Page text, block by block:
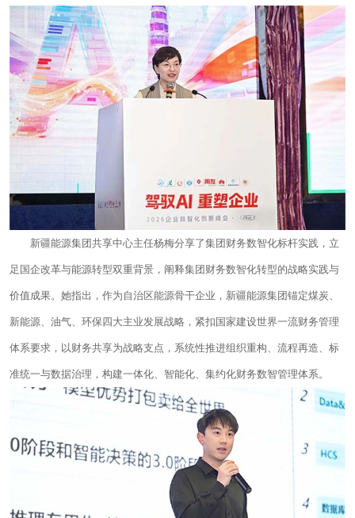
新疆能源集团共享中心主任杨梅分享了集团财务数智化标杆实践，立
足国企改革与能源转型双重背景，阐释集团财务数智化转型的战略实践与
价值成果。她指出，作为自治区能源骨干企业，新疆能源集团锚定煤炭、
新能源、油气、环保四大主业发展战略，紧扣国家建设世界一流财务管理
体系要求，以财务共享为战略支点，系统性推进组织重构、流程再造、标
准统一与数据治理，构建一体化、智能化、集约化财务数智管理体系。